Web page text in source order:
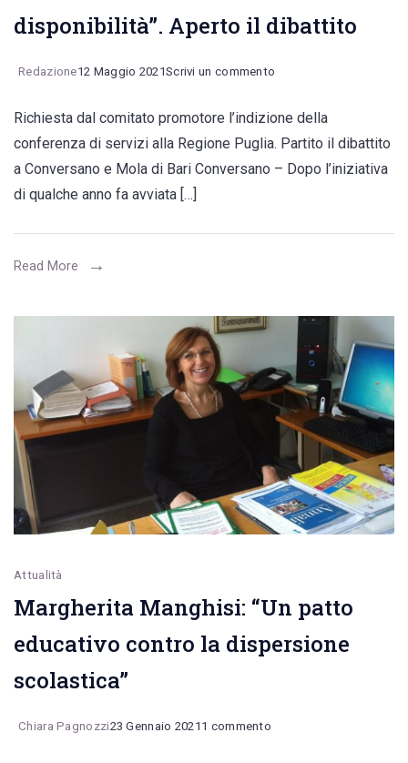
disponibilità”. Aperto il dibattito
Redazione12 Maggio 2021Scrivi un commento
Miccolis:
“Rivediamo
territoriali,
costiero
Cozze
torni
nella
nostra
disponibilità”.
Aperto
il
Richiesta dal comitato promotore l’indizione della
conferenza di servizi alla Regione Puglia. Partito il dibattito
a Conversano e Mola di Bari Conversano – Dopo l’iniziativa
di qualche anno fa avviata […]
Read More
Attualità
Margherita Manghisi: “Un patto
educativo contro la dispersione
scolastica”
Chiara Pagnozzi23 Gennaio 2021 1 commento